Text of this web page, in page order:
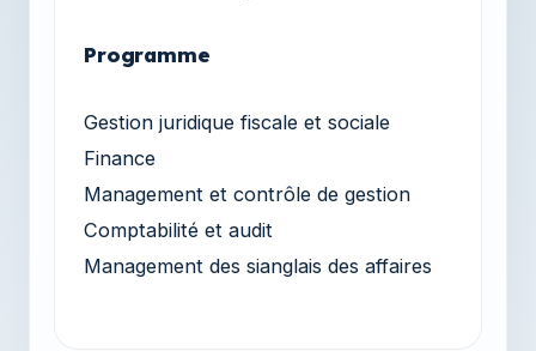
Programme
Gestion juridique fiscale et sociale
Finance
Management et contrôle de gestion
Comptabilité et audit
Management des sianglais des affaires